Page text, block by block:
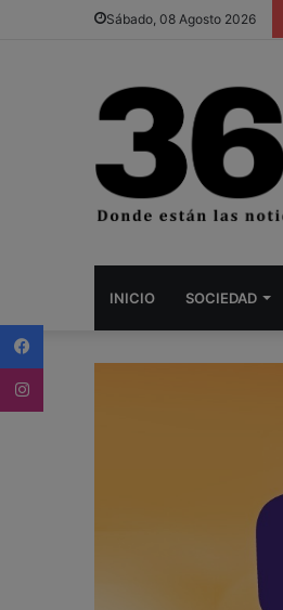
Sábado, 08 Agosto 2026
INICIO SOCIEDAD
Instagram